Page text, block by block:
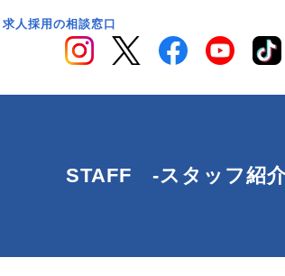
人採用の相談窓口
STAFF -スタッフ紹